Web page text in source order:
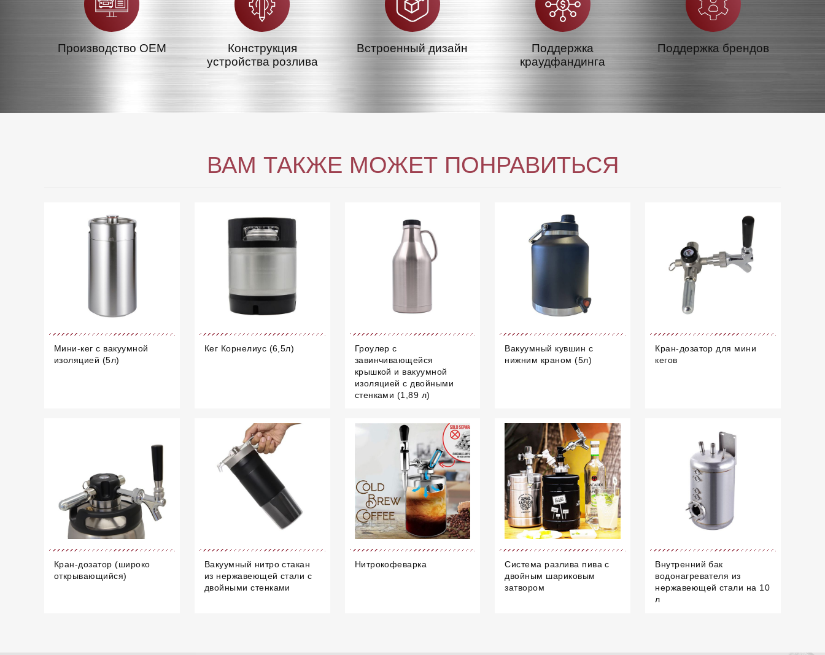
Производство OEM
Конструкция
устройства розлива
Встроенный дизайн
Поддержка
краудфандинга
Поддержка брендов
ВАМ ТАКЖЕ МОЖЕТ ПОНРАВИТЬСЯ
Мини-кег с вакуумной
изоляцией (5л)
Кег Корнелиус (6,5л)
Гроулер с
завинчивающейся
крышкой и вакуумной
изоляцией с двойными
стенками (1,89 л)
Вакуумный кувшин с
нижним краном (5л)
Кран-дозатор для мини
кегов
Кран-дозатор (широко
открывающийся)
Вакуумный нитро стакан
из нержавеющей стали с
двойными стенками
Нитрокофеварка
Система разлива пива с
двойным шариковым
затвором
Внутренний бак
водонагревателя из
нержавеющей стали на 10
л